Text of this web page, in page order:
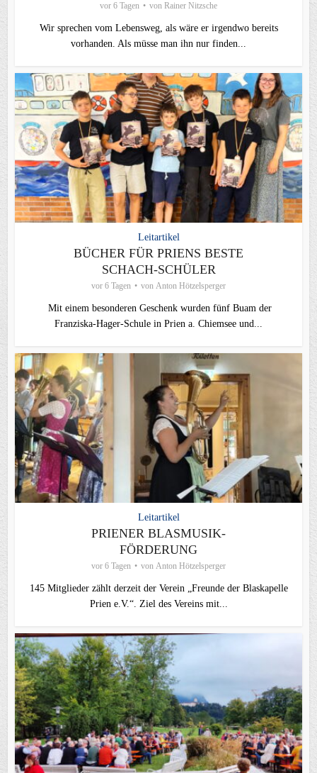
vor 6 Tagen von Rainer Nitzsche
Wir sprechen vom Lebensweg, als wäre er irgendwo bereits
vorhanden. Als müsse man ihn nur finden...
Leitartikel
BÜCHER FÜR PRIENS BESTE
SCHACH-SCHÜLER
vor 6 Tagen von Anton Hötzelsperger
Mit einem besonderen Geschenk wurden fünf Buam der
Franziska-Hager-Schule in Prien a. Chiemsee und...
Leitartikel
PRIENER BLASMUSIK-
FÖRDERUNG
vor 6 Tagen von Anton Hötzelsperger
145 Mitglieder zählt derzeit der Verein „Freunde der Blaskapelle
Prien e.V.“. Ziel des Vereins mit...